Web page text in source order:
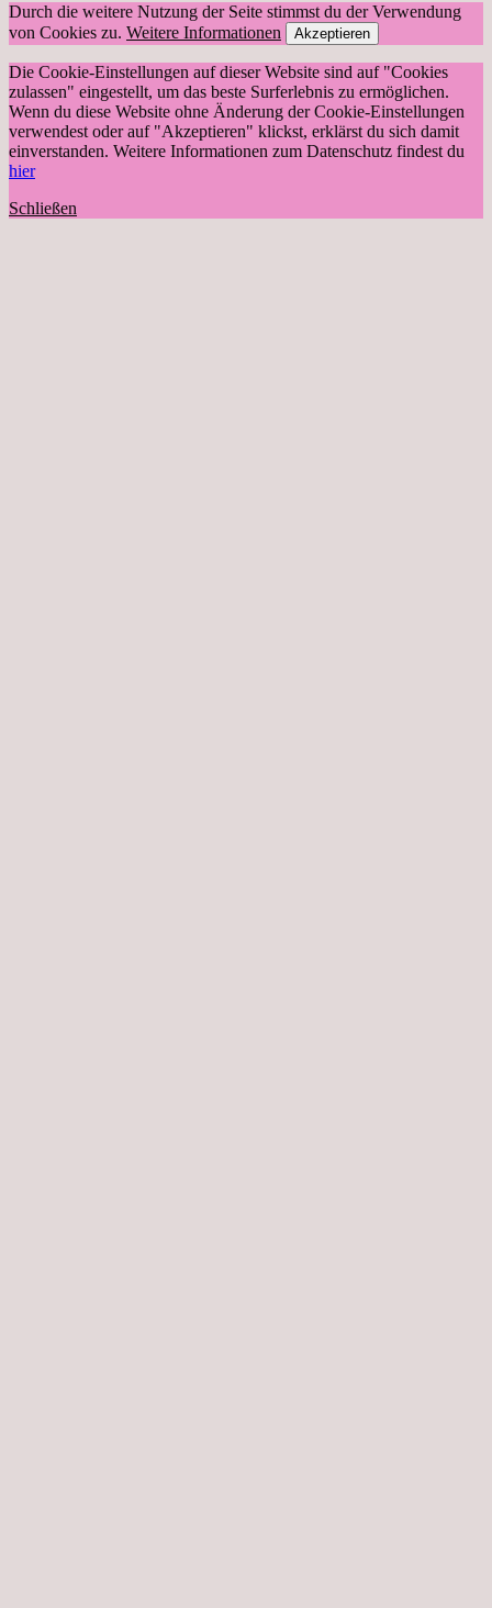
Durch die weitere Nutzung der Seite stimmst du der Verwendung
von Cookies zu. Weitere Informationen Akzeptieren
Die Cookie-Einstellungen auf dieser Website sind auf "Cookies
zulassen" eingestellt, um das beste Surferlebnis zu ermöglichen.
Wenn du diese Website ohne Änderung der Cookie-Einstellungen
verwendest oder auf "Akzeptieren" klickst, erklärst du sich damit
einverstanden. Weitere Informationen zum Datenschutz findest du
hier
Schließen